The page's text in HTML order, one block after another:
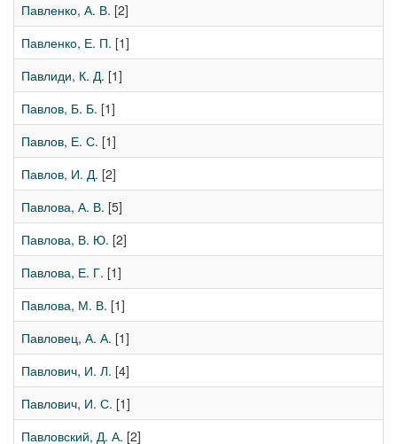
Павленко, А. В. [2]
Павленко, Е. П. [1]
Павлиди, К. Д. [1]
Павлов, Б. Б. [1]
Павлов, Е. С. [1]
Павлов, И. Д. [2]
Павлова, А. В. [5]
Павлова, В. Ю. [2]
Павлова, Е. Г. [1]
Павлова, М. В. [1]
Павловец, А. А. [1]
Павлович, И. Л. [4]
Павлович, И. С. [1]
Павловский, Д. А. [2]